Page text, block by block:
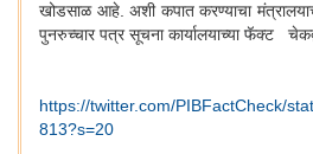
खोडसाळ आहे. अशी कपात करण्याचा
पुनरुच्चार पत्र सूचना कार्यालयाच्याफॅक्ट
https://twitter.com/PIBFactCheck/
813?s=20